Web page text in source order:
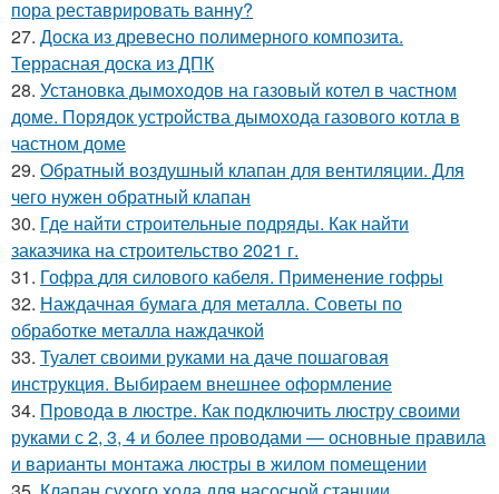
пора реставрировать ванну?
27. Доска из древесно полимерного композита.
Террасная доска из ДПК
28. Установка дымоходов на газовый котел в частном
доме. Порядок устройства дымохода газового котла в
частном доме
29. Обратный воздушный клапан для вентиляции. Для
чего нужен обратный клапан
30. Где найти строительные подряды. Как найти
заказчика на строительство 2021 г.
31. Гофра для силового кабеля. Применение гофры
32. Наждачная бумага для металла. Советы по
обработке металла наждачкой
33. Туалет своими руками на даче пошаговая
инструкция. Выбираем внешнее оформление
34. Провода в люстре. Как подключить люстру своими
руками с 2, 3, 4 и более проводами — основные правила
и варианты монтажа люстры в жилом помещении